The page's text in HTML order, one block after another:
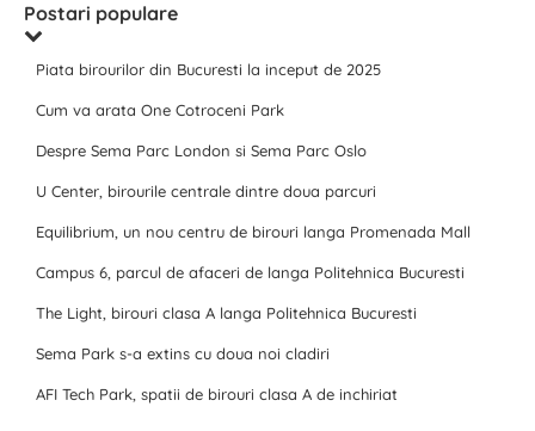
Postari populare
Piata birourilor din Bucuresti la inceput de 2025
Cum va arata One Cotroceni Park
Despre Sema Parc London si Sema Parc Oslo
U Center, birourile centrale dintre doua parcuri
Equilibrium, un nou centru de birouri langa Promenada Mall
Campus 6, parcul de afaceri de langa Politehnica Bucuresti
The Light, birouri clasa A langa Politehnica Bucuresti
Sema Park s-a extins cu doua noi cladiri
AFI Tech Park, spatii de birouri clasa A de inchiriat